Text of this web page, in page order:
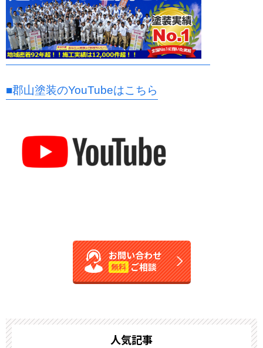
■郡山塗装のYouTubeはこちら
お問い合わせ
無料 ご相談
人気記事